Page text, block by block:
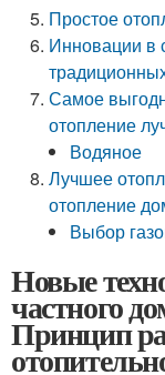
Простое
Инновации в
Самое
отопление
Водяное
Лучшее
отопление
Выбор
Новые
частного
Принцип